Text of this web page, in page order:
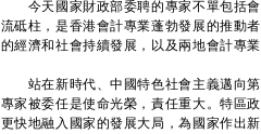
今天國家財政部委聘的專家不單包括會
流砥柱，是香港會計專業蓬勃發展的推動
的經濟和社會持續發展，以及兩地會計專
站在新時代、中國特色社會主義邁向第
專家被委任是使命光榮，責任重大。特區
更快地融入國家的發展大局，為國家作出